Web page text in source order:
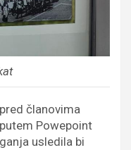
članovima
Powepoint
usledila bi